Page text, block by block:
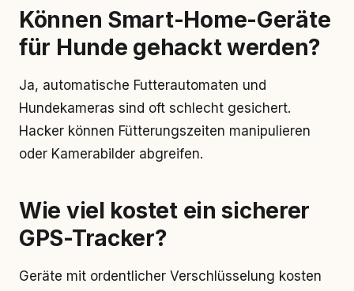
Können Smart-Home-Geräte
für Hunde gehackt werden?
Ja, automatische Futterautomaten und
Hundekameras sind oft schlecht gesichert.
Hacker können Fütterungszeiten manipulieren
oder Kamerabilder abgreifen.
Wie viel kostet ein sicherer
GPS-Tracker?
Geräte mit ordentlicher Verschlüsselung kosten